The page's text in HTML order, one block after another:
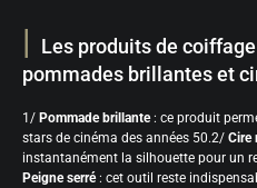
Les produits de
pommades brillantes et
1/ Pommade brillante: ce produit
stars de cinéma des années 50.2/ Cire
instantanément la silhouette pour un
Peigne serré: cet outil reste